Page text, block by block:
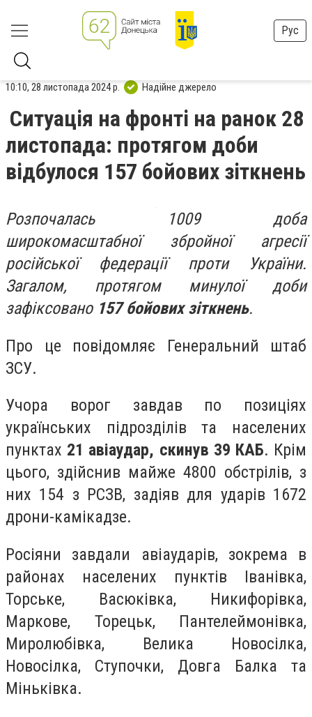
Рус
10:10, 28 листопада 2024 р. Надійне джерело
Ситуація на фронті на ранок 28
листопада: протягом доби
відбулося 157 бойових зіткнень
Розпочалась 1009 доба
широкомасштабної збройної агресії
російської федерації проти України.
Загалом, протягом минулої доби
зафіксовано 157 бойових зіткнень.
Про це повідомляє Генеральний штаб
ЗСУ.
Учора ворог завдав по позиціях
українських підрозділів та населених
пунктах 21 авіаудар, скинув 39 КАБ. Крім
цього, здійснив майже 4800 обстрілів, з
них 154 з РСЗВ, задіяв для ударів 1672
дрони-камікадзе.
Росіяни завдали авіаударів, зокрема в
районах населених пунктів Іванівка,
Торське, Васюківка, Никифорівка,
Маркове, Торецьк, Пантелеймонівка,
Миролюбівка, Велика Новосілка,
Новосілка, Ступочки, Довга Балка та
Міньківка.